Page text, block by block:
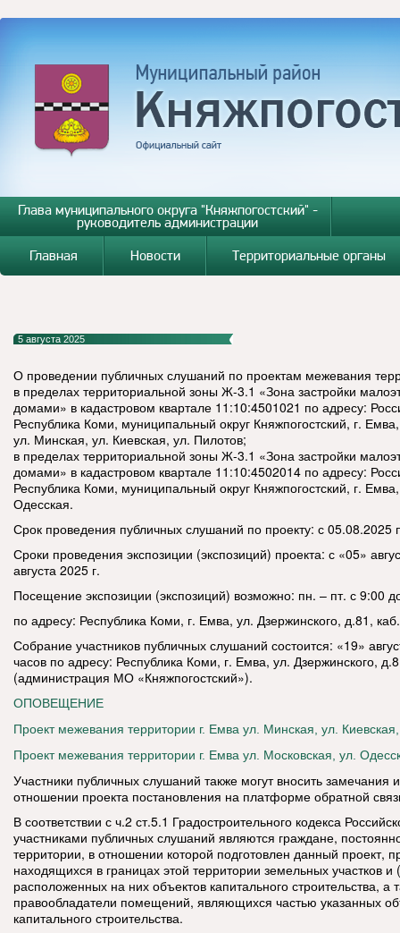
Глава муниципального округа "Княжпогостский" -
руководитель администрации
Главная
Новости Территориальные органы
5 августа 2025
О проведении публичных слушаний по проектам межевания
в пределах территориальной зоны Ж-3.1 «Зона застройки
домами» в кадастровом квартале 11:10:4501021 по адресу:
Республика Коми, муниципальный округ Княжпогостский, г.
ул. Минская, ул. Киевская, ул. Пилотов;
в пределах территориальной зоны Ж-3.1 «Зона застройки
домами» в кадастровом квартале 11:10:4502014 по адресу:
Республика Коми, муниципальный округ Княжпогостский, г.
Одесская.
Срок проведения публичных слушаний по проекту: с 05.08.2025
Сроки проведения экспозиции (экспозиций) проекта: с «05»
августа 2025 г.
Посещение экспозиции (экспозиций) возможно: пн. – пт. с 9:00
по адресу: Республика Коми, г. Емва, ул. Дзержинского, д.81,
Собрание участников публичных слушаний состоится: «19»
часов по адресу: Республика Коми, г. Емва, ул. Дзержинского,
(администрация МО «Княжпогостский»).
ОПОВЕЩЕНИЕ
Проект межевания территории г. Емва ул. Минская, ул.
Проект межевания территории г. Емва ул. Московская, ул.
Участники публичных слушаний также могут вносить замечания
отношении проекта постановления на платформе обратной
В соответствии с ч.2 ст.5.1 Градостроительного кодекса
участниками публичных слушаний являются граждане,
территории, в отношении которой подготовлен данный проект,
находящихся в границах этой территории земельных участков и
расположенных на них объектов капитального строительства, а
правообладатели помещений, являющихся частью указанных
капитального строительства.